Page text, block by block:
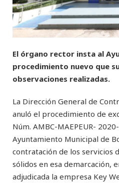
El órgano rector insta al
procedimiento nuevo que
observaciones realizadas.
La Dirección General de
anuló el procedimiento de
Núm. AMBC-MAEPEUR-
Ayuntamiento Municipal de
contratación de los servicios
sólidos en esa demarcación,
adjudicada la empresa Key